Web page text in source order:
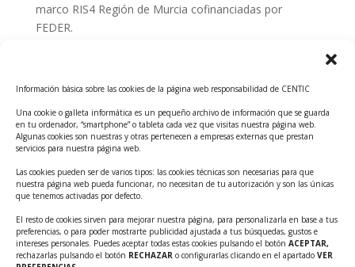
Información básica sobre las cookies de la página web responsabilidad de CENTIC
Una cookie o galleta informática es un pequeño archivo de información que se guarda
en tu ordenador, “smartphone” o tableta cada vez que visitas nuestra página web.
Algunas cookies son nuestras y otras pertenecen a empresas externas que prestan
servicios para nuestra página web.
Las cookies pueden ser de varios tipos: las cookies técnicas son necesarias para que
nuestra página web pueda funcionar, no necesitan de tu autorización y son las únicas
que tenemos activadas por defecto.
El resto de cookies sirven para mejorar nuestra página, para personalizarla en base a tus
preferencias, o para poder mostrarte publicidad ajustada a tus búsquedas, gustos e
intereses personales. Puedes aceptar todas estas cookies pulsando el botón ACEPTAR,
rechazarlas pulsando el botón RECHAZAR o configurarlas clicando en el apartado VER
marco RIS4 Región de Murcia cofinanciadas por
FEDER.
Tecnológicos 2ª ed.
Ayudas INFO para el apoyo a las empresas
innovadoras con potencial tecnológico y escalables
Convocatoria Cheque de Innovación. Ayudas INFO
para la contratación de servicios de Innovación y
Competitividad
Cheque Inversión del INFO. Ayudas para la
contratación de servicios de Innovación y
Competitividad para apoyar rondas de financiación.